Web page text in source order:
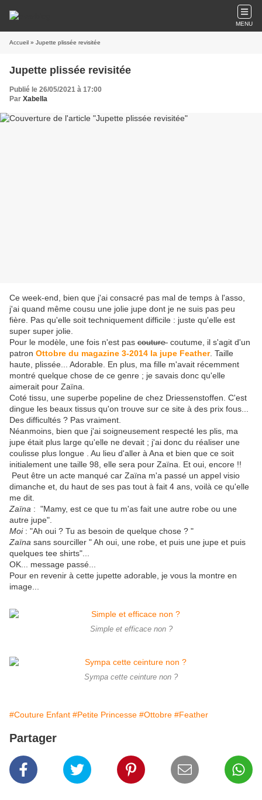
MENU
Accueil » Jupette plissée revisitée
Jupette plissée revisitée
Publié le 26/05/2021 à 17:00
Par Xabella
Ce week-end, bien que j'ai consacré pas mal de temps à l'asso,
j'ai quand même cousu une jolie jupe dont je ne suis pas peu
fière. Pas qu'elle soit techniquement difficile : juste qu'elle est
super super jolie.
Pour le modèle, une fois n'est pas couture coutume, il s'agit d'un
patron Ottobre du magazine 3-2014 la jupe Feather. Taille
haute, plissée... Adorable. En plus, ma fille m'avait récemment
montré quelque chose de ce genre ; je savais donc qu'elle
aimerait pour Zaïna.
Coté tissu, une superbe popeline de chez Driessenstoffen. C'est
dingue les beaux tissus qu'on trouve sur ce site à des prix fous...
Des difficultés ? Pas vraiment.
Néanmoins, bien que j'ai soigneusement respecté les plis, ma
jupe était plus large qu'elle ne devait ; j'ai donc du réaliser une
coulisse plus longue . Au lieu d'aller à Ana et bien que ce soit
initialement une taille 98, elle sera pour Zaïna. Et oui, encore !!
Peut être un acte manqué car Zaïna m'a passé un appel visio
dimanche et, du haut de ses pas tout à fait 4 ans, voilà ce qu'elle
me dit.
Zaïna : "Mamy, est ce que tu m'as fait une autre robe ou une
autre jupe".
Moi : "Ah oui ? Tu as besoin de quelque chose ? "
Zaïna sans sourciller " Ah oui, une robe, et puis une jupe et puis
quelques tee shirts"...
OK... message passé...
Pour en revenir à cette jupette adorable, je vous la montre en
image...
Simple et efficace non ?
Sympa cette ceinture non ?
#Couture Enfant #Petite Princesse #Ottobre #Feather
Partager